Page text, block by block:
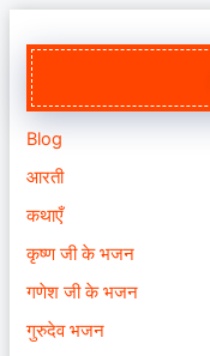
Blog
आरती
कथाएँ
कृष्ण जी के भजन
गणेश जी के भजन
गुरुदेव भजन